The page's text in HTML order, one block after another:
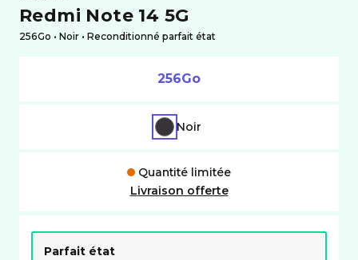
Redmi Note 14 5G
256Go • noir • Reconditionné parfait état
256Go
NOIR Noir
Quantité limitée
Livraison offerte
Parfait état